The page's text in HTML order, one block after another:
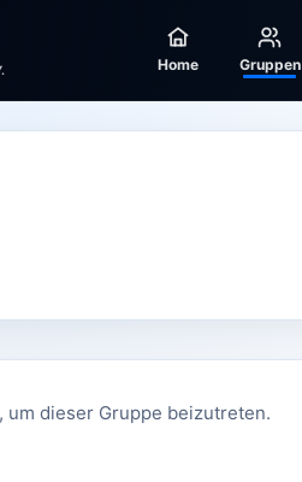
Home Gruppen
um dieser Gruppe beizutreten.